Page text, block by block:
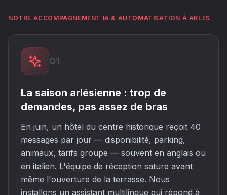
NOTRE ACCOMPAGNEMENT IA & AUTOMATISATION À ARLES
01
La saison arlésienne : trop de
demandes, pas assez de bras
En juin, un hôtel du centre historique reçoit 40
messages par jour — disponibilité, parking,
animaux, tarifs groupe — souvent en anglais ou
en italien. L'équipe de réception sature avant
même l'ouverture de la terrasse. Nous
installons un assistant multilingue qui répond à